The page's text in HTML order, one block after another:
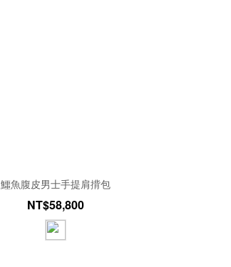
鱷魚腹皮男士手提肩揹包
NT$58,800